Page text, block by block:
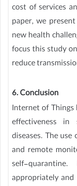
cost of services
paper, we
new health
focus this study
reduce
6. Conclusion
Internet of
effectiveness
diseases. The
and remote
self-
appropriately